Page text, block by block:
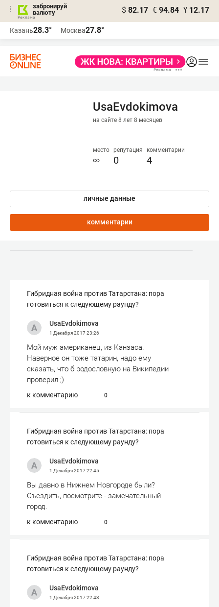
забронируй
валюту
$ 82.17 € 94.84 ¥ 12.17
Казань28.3° Москва27.8°
UsaEvdokimova
на сайте 8 лет 8 месяцев
место
∞
репутация
0
комментарии
4
личные данные
комментарии
Гибридная война против Татарстана: пора
готовиться к следующему раунду?
UsaEvdokimova
1 Декабря 201723:26
Мой муж американец, из Канзаса.
Наверное он тоже татарин, надо ему
сказать, что б родословную на Википедии
проверил ;)
к комментарию 0
Гибридная война против Татарстана: пора
готовиться к следующему раунду?
UsaEvdokimova
1 Декабря 201722:45
Вы давно в Нижнем Новгороде были?
Съездить, посмотрите - замечательный
город.
к комментарию 0
Гибридная война против Татарстана: пора
готовиться к следующему раунду?
UsaEvdokimova
1 Декабря 201722:43